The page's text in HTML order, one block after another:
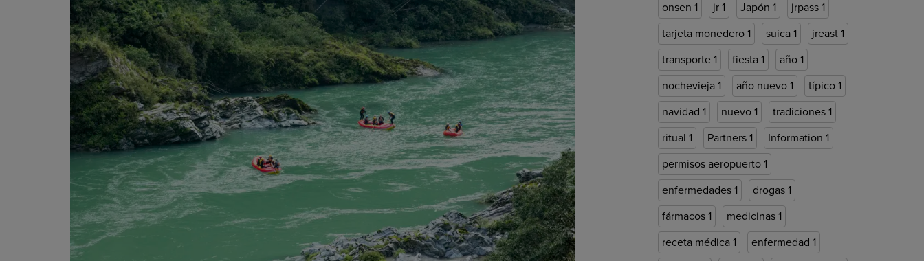
onsen 1 jr 1 Japón 1 jrpass 1
tarjeta monedero 1 suica 1 jreast 1
transporte 1 fiesta 1 año 1
nochevieja 1 año nuevo 1 típico 1
navidad 1 nuevo 1 tradiciones 1
ritual 1 Partners 1 Information 1
permisos aeropuerto 1
enfermedades 1 drogas 1
fármacos 1 medicinas 1
receta médica 1 enfermedad 1